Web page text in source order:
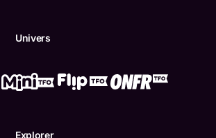
Univers
Explorer
Boukili
Confidentialité